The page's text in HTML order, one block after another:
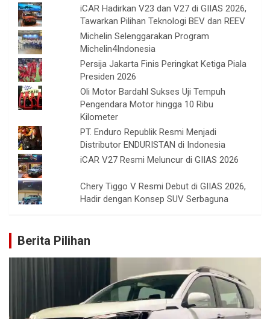
iCAR Hadirkan V23 dan V27 di GIIAS 2026,
Tawarkan Pilihan Teknologi BEV dan REEV
Michelin Selenggarakan Program
Michelin4Indonesia
Persija Jakarta Finis Peringkat Ketiga Piala
Presiden 2026
Oli Motor Bardahl Sukses Uji Tempuh
Pengendara Motor hingga 10 Ribu
Kilometer
PT. Enduro Republik Resmi Menjadi
Distributor ENDURISTAN di Indonesia
iCAR V27 Resmi Meluncur di GIIAS 2026
Chery Tiggo V Resmi Debut di GIIAS 2026,
Hadir dengan Konsep SUV Serbaguna
Berita Pilihan